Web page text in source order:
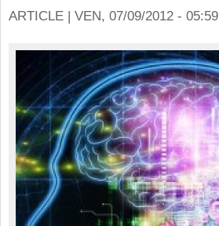
ARTICLE | VEN, 07/09/2012 - 05:59